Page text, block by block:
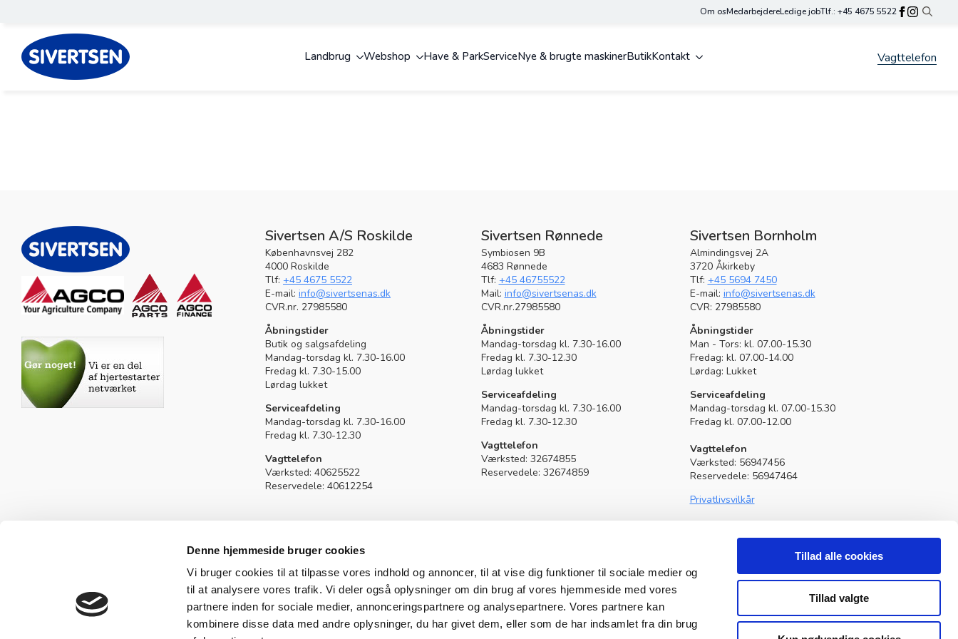
Denne hjemmeside bruger cookies
Vi bruger cookies til at tilpasse vores indhold og annoncer, til at vise dig funktioner til sociale medier og
til at analysere vores trafik. Vi deler også oplysninger om din brug af vores hjemmeside med vores
partnere inden for sociale medier, annonceringspartnere og analysepartnere. Vores partnere kan
kombinere disse data med andre oplysninger, du har givet dem, eller som de har indsamlet fra din brug
Tillad alle cookies
Tillad valgte
Om osMedarbejdereLedige jobTlf.: +45 4675 5522
Landbrug Webshop
Sivertsen shop Kramp Granit Parts
Have & ParkServiceNye & brugte maskinerButikKontakt Vagttelefon
Sivertsen A/S Roskilde
Københavnsvej 282
4000 Roskilde
Tlf: +45 4675 5522
E-mail: info@sivertsenas.dk
CVR.nr. 27985580
Åbningstider
Butik og salgsafdeling
Mandag-torsdag kl. 7.30-16.00
Fredag kl. 7.30-15.00
Lørdag lukket
Serviceafdeling
Mandag-torsdag kl. 7.30-16.00
Fredag kl. 7.30-12.30
Vagttelefon
Værksted: 40625522
Reservedele: 40612254
Sivertsen Rønnede
Symbiosen 9B
4683 Rønnede
Tlf: +45 46755522
Mail: info@sivertsenas.dk
CVR.nr.27985580
Åbningstider
Mandag-torsdag kl. 7.30-16.00
Fredag kl. 7.30-12.30
Lørdag lukket
Serviceafdeling
Mandag-torsdag kl. 7.30-16.00
Fredag kl. 7.30-12.30
Vagttelefon
Værksted: 32674855
Reservedele: 32674859
Sivertsen Bornholm
Almindingsvej 2A
3720 Åkirkeby
Tlf: +45 5694 7450
E-mail: info@sivertsenas.dk
CVR: 27985580
Åbningstider
Man - Tors: kl. 07.00-15.30
Fredag: kl. 07.00-14.00
Lørdag: Lukket
Serviceafdeling
Mandag-torsdag kl. 07.00-15.30
Fredag kl. 07.00-12.00
Vagttelefon
Værksted: 56947456
Reservedele: 56947464
Privatlivsvilkår
© 2026 Sivertsen A/S - All Rights Reserved.